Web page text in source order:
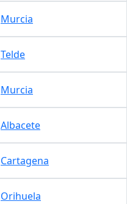
Murcia
Telde
Murcia
Albacete
Cartagena
Orihuela